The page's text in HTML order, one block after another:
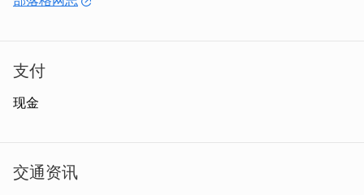
支付
现金
交通资讯